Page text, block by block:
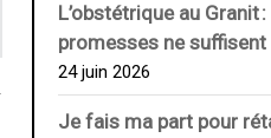
L’obstétrique au ­Granit
promesses ne suffisent
24 juin 2026
Je fais ma part pour